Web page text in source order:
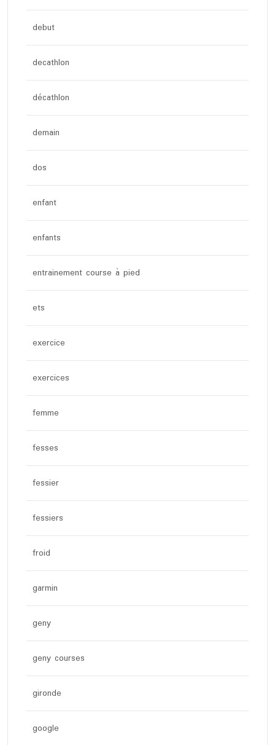
debut
decathlon
décathlon
demain
dos
enfant
enfants
entrainement course à pied
ets
exercice
exercices
femme
fesses
fessier
fessiers
froid
garmin
geny
geny courses
gironde
google